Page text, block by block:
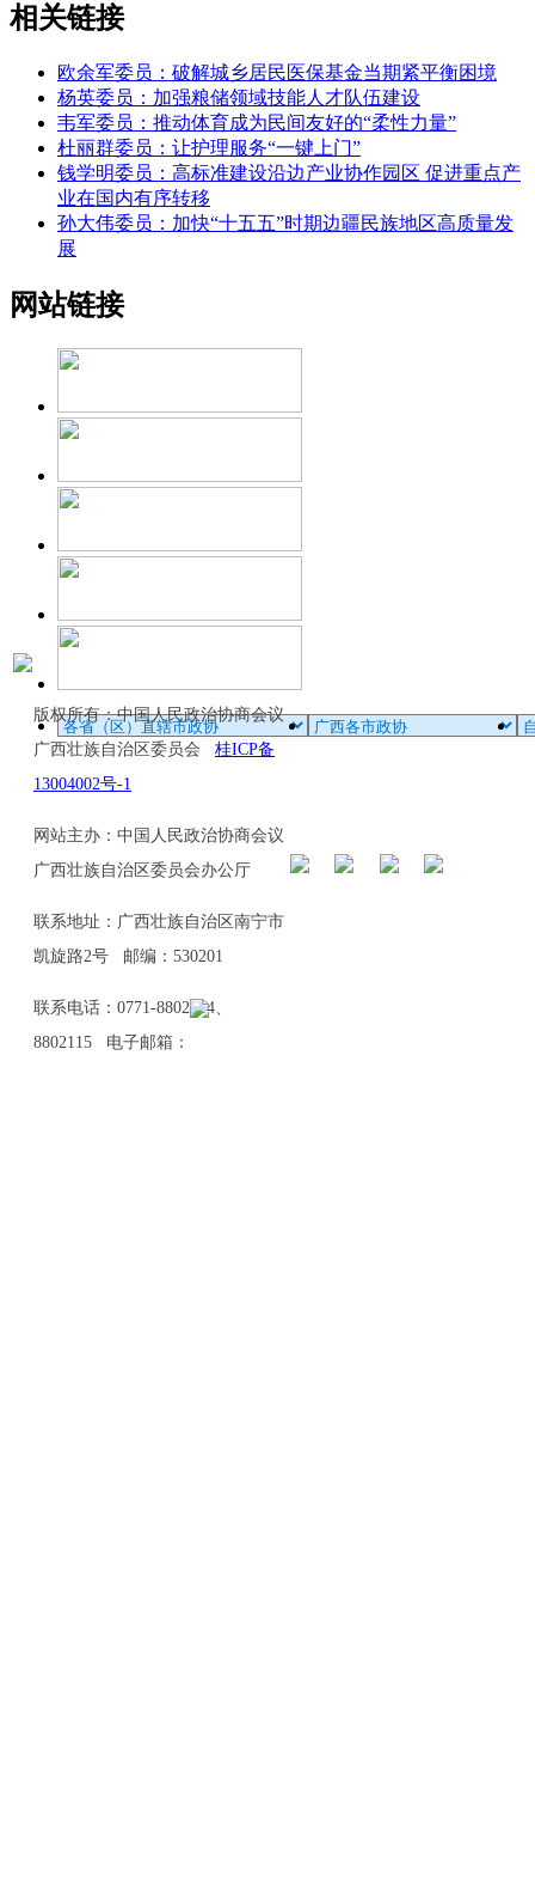
相关链接
欧余军委员：破解城乡居民医保基金当期紧平衡困境
杨英委员：加强粮储领域技能人才队伍建设
韦军委员：推动体育成为民间友好的“柔性力量”
杜丽群委员：让护理服务“一键上门”
钱学明委员：高标准建设沿边产业协作园区 促进重点产
业在国内有序转移
孙大伟委员：加快“十五五”时期边疆民族地区高质量发
展
网站链接
版权所有：中国人民政治协商会议
广西壮族自治区委员会 桂ICP备
13004002号-1
网站主办：中国人民政治协商会议
广西壮族自治区委员会办公厅
联系地址：广西壮族自治区南宁市
凯旋路2号 邮编：530201
联系电话：0771-8802114、
8802115 电子邮箱：